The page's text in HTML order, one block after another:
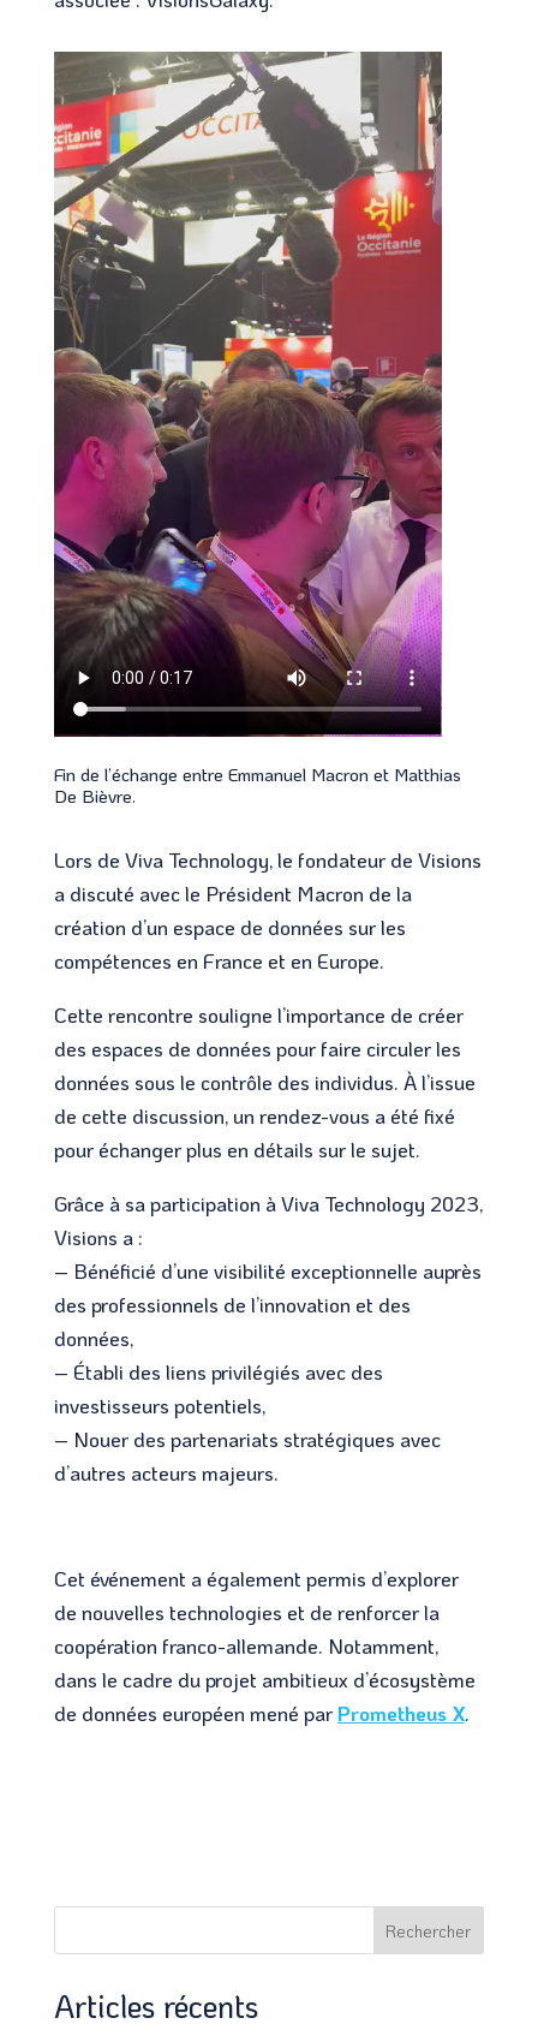
Fin de l’échange entre Emmanuel Macron et Matthias
De Bièvre.
Lors de Viva Technology, le fondateur de Visions
a discuté avec le Président Macron de la
création d’un espace de données sur les
compétences en France et en Europe.
Cette rencontre souligne l’importance de créer
des espaces de données pour faire circuler les
données sous le contrôle des individus. À l’issue
de cette discussion, un rendez-vous a été fixé
pour échanger plus en détails sur le sujet.
Grâce à sa participation à Viva Technology 2023,
Visions a :
– Bénéficié d’une visibilité exceptionnelle auprès
des professionnels de l’innovation et des
données,
– Établi des liens privilégiés avec des
investisseurs potentiels,
– Nouer des partenariats stratégiques avec
d’autres acteurs majeurs.
Cet événement a également permis d’explorer
de nouvelles technologies et de renforcer la
coopération franco-allemande. Notamment,
dans le cadre du projet ambitieux d’écosystème
de données européen mené par Prometheus X.
Rechercher
Articles récents